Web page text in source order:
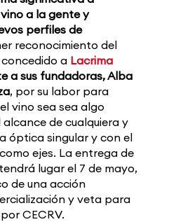
a la gente y
perfiles de
reconocimiento del
concedido a Lacrima
a sus fundadoras, Alba
, por su labor para
vino sea sea algo
de cualquiera y
óptica singular y con el
ejes. La entrega de
lugar el 7 de mayo,
de una acción
y veta para
CECRV.